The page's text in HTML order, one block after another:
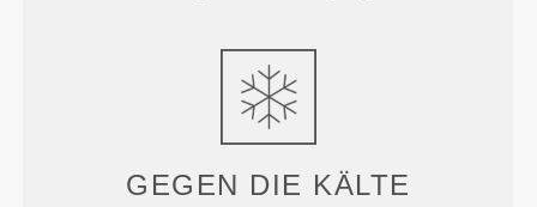
GEGEN DIE KÄLTE